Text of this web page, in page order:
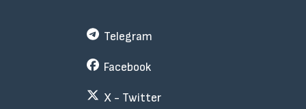
Telegram
Facebook
X - Twitter